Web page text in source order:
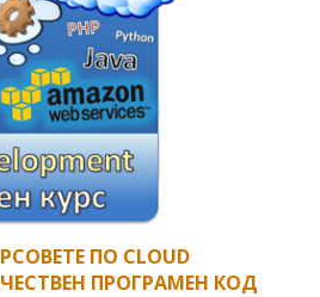
ПО CLOUD
ПРОГРАМЕН КОД